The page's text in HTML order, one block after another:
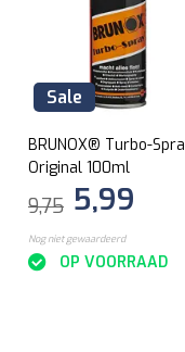
Sale
BRUNOX® Turbo-
Original 100ml
9,75 5,99
Nog niet gewaardeerd
OP VOORRAAD